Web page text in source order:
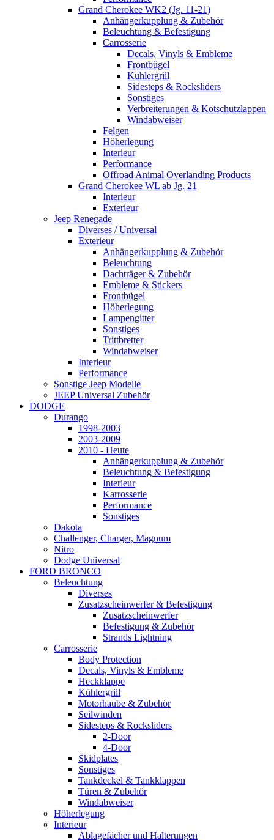
Grand Cherokee WK2 (Jg. 11-21)
Anhängerkupplung & Zubehör
Beleuchtung & Befestigung
Carrosserie
Decals, Vinyls & Embleme
Frontbügel
Kühlergrill
Sidesteps & Rocksliders
Sonstiges
Verbreiterungen & Kotschutzlappen
Windabweiser
Felgen
Höherlegung
Interieur
Performance
Offroad Animal Overlanding Products
Grand Cherokee WL ab Jg. 21
Interieur
Exterieur
Jeep Renegade
Diverses / Universal
Exterieur
Anhängerkupplung & Zubehör
Beleuchtung
Dachträger & Zubehör
Embleme & Stickers
Frontbügel
Höherlegung
Lampengitter
Sonstiges
Trittbretter
Windabweiser
Interieur
Performance
Sonstige Jeep Modelle
JEEP Universal Zubehör
DODGE
Durango
1998-2003
2003-2009
2010 - Heute
Anhängerkupplung & Zubehör
Beleuchtung & Befestigung
Interieur
Karrosserie
Performance
Sonstiges
Dakota
Challenger, Charger, Magnum
Nitro
Dodge Universal
FORD BRONCO
Beleuchtung
Diverses
Zusatzscheinwerfer & Befestigung
Zusatzscheinwerfer
Befestigung & Zubehör
Strands Lightning
Carrosserie
Body Protection
Decals, Vinyls & Embleme
Heckklappe
Kühlergrill
Motorhaube & Zubehör
Seilwinden
Sidesteps & Rocksliders
2-Door
4-Door
Skidplates
Sonstiges
Tankdeckel & Tankklappen
Türen & Zubehör
Windabweiser
Höherlegung
Interieur
Ablagefächer und Halterungen